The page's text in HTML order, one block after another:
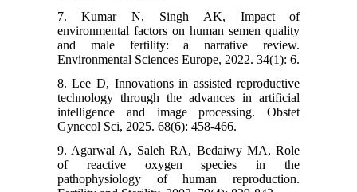
7. Kumar N, Singh AK, Impact of
environmental factors on human semen quality
and male fertility: a narrative review.
Environmental Sciences Europe, 2022. 34(1): 6.
8. Lee D, Innovations in assisted reproductive
technology through the advances in artificial
intelligence and image processing. Obstet
Gynecol Sci, 2025. 68(6): 458-466.
9. Agarwal A, Saleh RA, Bedaiwy MA, Role
of reactive oxygen species in the
pathophysiology of human reproduction.